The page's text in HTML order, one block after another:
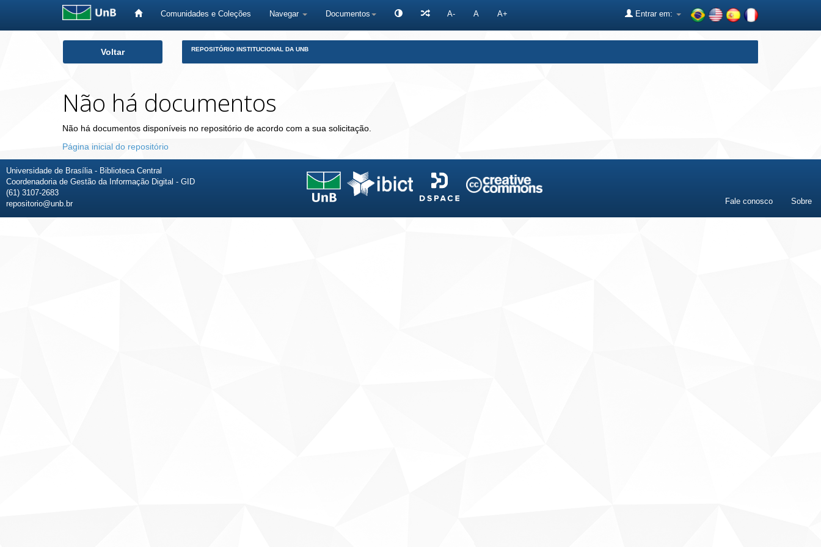
Comunidades e Coleções Navegar Documentos A- A A+ Entrar em:
Voltar REPOSITÓRIO INSTITUCIONAL DA UNB
Não há documentos
Não há documentos disponíveis no repositório de acordo com a sua solicitação.
Página inicial do repositório
Universidade de Brasília - Biblioteca Central
Coordenadoria de Gestão da Informação Digital - GID
(61) 3107-2683
repositorio@unb.br
Fale conosco Sobre